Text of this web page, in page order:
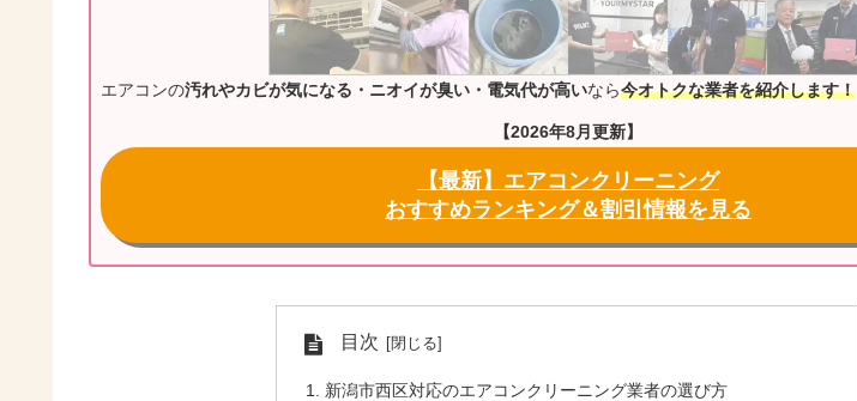
エアコンの汚れやカビが気になる・ニオイが臭い・電気代が高いなら今オトクな業者を紹介します！
【2026年8月更新】
【最新】エアコンクリーニング
おすすめランキング＆割引情報を見る
目次
新潟市西区対応のエアコンクリーニング業者の選び方